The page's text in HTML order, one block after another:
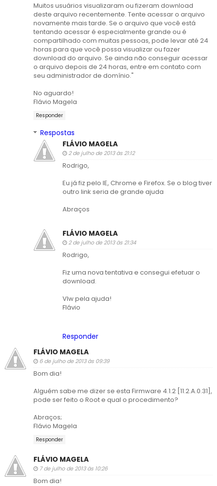
Muitos usuários visualizaram ou fizeram download
deste arquivo recentemente. Tente acessar o arquivo
novamente mais tarde. Se o arquivo que você está
tentando acessar é especialmente grande ou é
compartilhado com muitas pessoas, pode levar até 24
horas para que você possa visualizar ou fazer
download do arquivo. Se ainda não conseguir acessar
o arquivo depois de 24 horas, entre em contato com
seu administrador de domínio."
No aguardo!
Flávio Magela
Responder
Respostas
FLÁVIO MAGELA
2 de julho de 2013 às 21:12
Rodrigo,
Eu já fiz pelo IE, Chrome e Firefox. Se o blog tiver
outro link seria de grande ajuda
Abraços
FLÁVIO MAGELA
2 de julho de 2013 às 21:34
Rodrigo,
Fiz uma nova tentativa e consegui efetuar o
download.
Vlw pela ajuda!
Flávio
Responder
FLÁVIO MAGELA
6 de julho de 2013 às 09:39
Bom dia!
Alguém sabe me dizer se esta Firmware 4.1.2 [11.2.A.0.31],
pode ser feito o Root e qual o procedimento?
Abraços;
Flávio Magela
Responder
FLÁVIO MAGELA
7 de julho de 2013 às 10:26
Bom dia!